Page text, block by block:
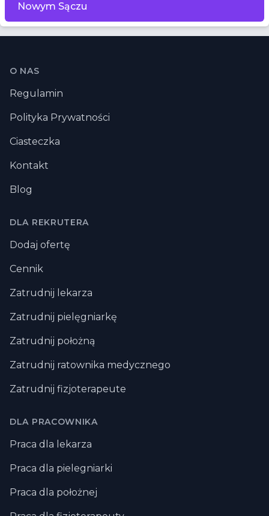
Nowym Sączu
Stopka
O NAS
Regulamin
Polityka Prywatności
Ciasteczka
Kontakt
Blog
DLA REKRUTERA
Dodaj ofertę
Cennik
Zatrudnij lekarza
Zatrudnij pielęgniarkę
Zatrudnij położną
Zatrudnij ratownika medycznego
Zatrudnij fizjoterapeute
DLA PRACOWNIKA
Praca dla lekarza
Praca dla pielegniarki
Praca dla położnej